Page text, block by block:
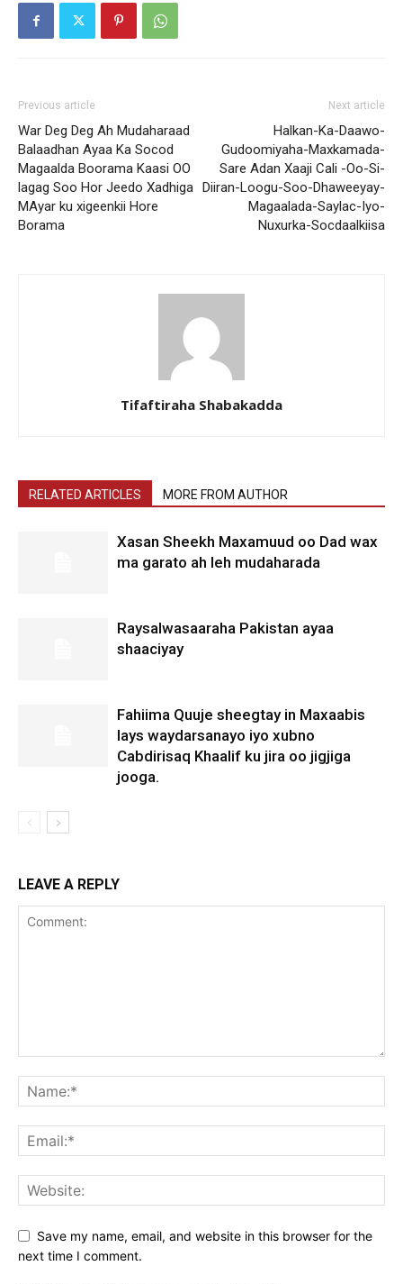
Previous article
War Deg Deg Ah Mudaharaad
Balaadhan Ayaa Ka Socod
Magaalda Boorama Kaasi OO
lagag Soo Hor Jeedo Xadhiga
MAyar ku xigeenkii Hore
Borama
Next article
Halkan-Ka-Daawo-
Gudoomiyaha-Maxkamada-
Sare Adan Xaaji Cali -Oo-Si-
Diiran-Loogu-Soo-Dhaweeyay-
Magaalada-Saylac-Iyo-
Nuxurka-Socdaalkiisa
Tifaftiraha Shabakadda
RELATED ARTICLES MORE FROM AUTHOR
Xasan Sheekh Maxamuud oo Dad wax
ma garato ah leh mudaharada
Raysalwasaaraha Pakistan ayaa
shaaciyay
Fahiima Quuje sheegtay in Maxaabis
lays waydarsanayo iyo xubno
Cabdirisaq Khaalif ku jira oo jigjiga
jooga.
LEAVE A REPLY
Save my name, email, and website in this browser for the
next time I comment.